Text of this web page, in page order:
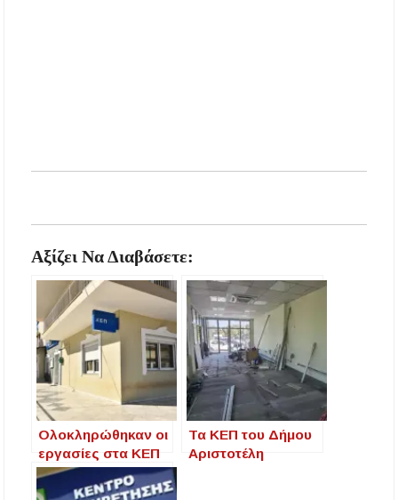
Αξίζει Να Διαβάσετε:
Ολοκληρώθηκαν οι
εργασίες στα ΚΕΠ
του Δήμου Νέας
Προποντίδας, στο
Τα ΚΕΠ του Δήμου
Αριστοτέλη